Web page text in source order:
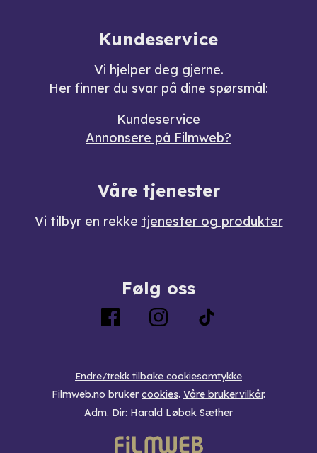
Kundeservice
Vi hjelper deg gjerne.
Her finner du svar på dine spørsmål:
Kundeservice
Annonsere på Filmweb?
Våre tjenester
Vi tilbyr en rekke tjenester og produkter
Følg oss
Endre/trekk tilbake cookiesamtykke
Filmweb.no bruker cookies. Våre brukervilkår.
Adm. Dir: Harald Løbak Sæther